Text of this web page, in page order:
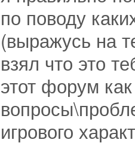
по поводу
(выражусь на
взял что это
этот форум
игрового